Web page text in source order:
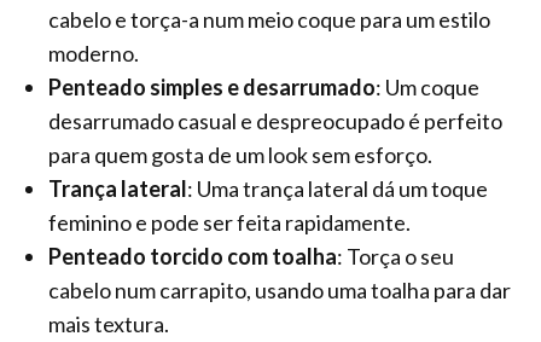
cabelo e torça-a num meio coque para um estilo
moderno.
Penteado simples e desarrumado: Um coque
desarrumado casual e despreocupado é perfeito
para quem gosta de um look sem esforço.
Trança lateral: Uma trança lateral dá um toque
feminino e pode ser feita rapidamente.
Penteado torcido com toalha: Torça o seu
cabelo num carrapito, usando uma toalha para dar
mais textura.